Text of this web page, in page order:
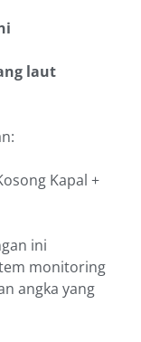
laut
Kapal +
ini
monitoring
angka yang